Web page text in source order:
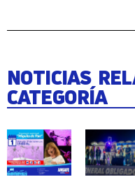
NOTICIAS
CATEGORÍA